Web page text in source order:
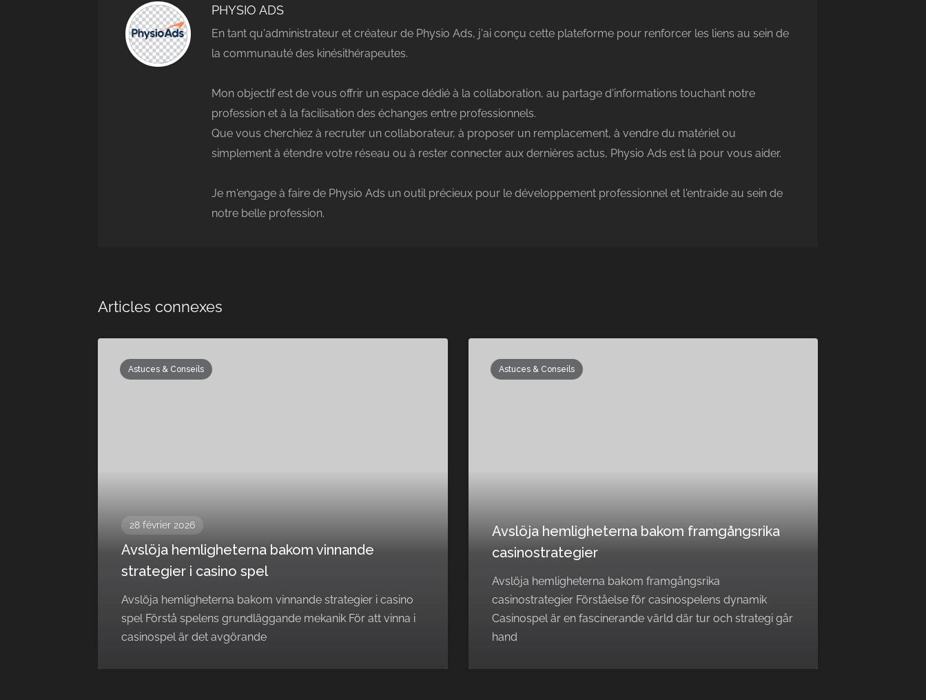
PHYSIO ADS
En tant qu'administrateur et créateur de Physio Ads, j'ai conçu cette plateforme pour renforcer les liens au sein de
la communauté des kinésithérapeutes.
Mon objectif est de vous offrir un espace dédié à la collaboration, au partage d'informations touchant notre
profession et à la facilisation des échanges entre professionnels.
Que vous cherchiez à recruter un collaborateur, à proposer un remplacement, à vendre du matériel ou
simplement à étendre votre réseau ou à rester connecter aux dernières actus, Physio Ads est là pour vous aider.
Je m'engage à faire de Physio Ads un outil précieux pour le développement professionnel et l'entraide au sein de
notre belle profession.
Articles connexes
Astuces & Conseils
28 février 2026
Avslöja hemligheterna bakom vinnande
strategier i casino spel
Avslöja hemligheterna bakom vinnande strategier i casino
spel Förstå spelens grundläggande mekanik För att vinna i
casinospel är det avgörande
Astuces & Conseils
Avslöja hemligheterna bakom framgångsrika
casinostrategier
Avslöja hemligheterna bakom framgångsrika
casinostrategier Förståelse för casinospelens dynamik
Casinospel är en fascinerande värld där tur och strategi går
hand